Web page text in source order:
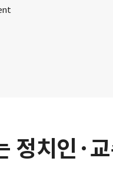
정치인·